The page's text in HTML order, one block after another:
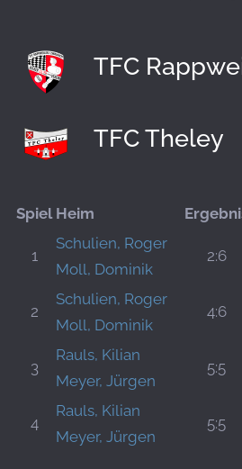
TFC
TFC Theley
Spiel Heim
1
Schulien, Roger
Moll, Dominik
2:6
2
Schulien, Roger
Moll, Dominik
4:6
3
Rauls, Kilian
Meyer, Jürgen
5:5
4
Rauls, Kilian
Meyer, Jürgen
5:5